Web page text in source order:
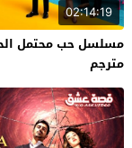
02:14:19
مترجم